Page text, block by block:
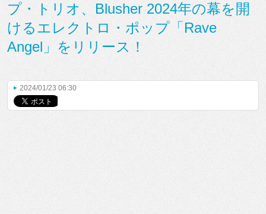
プ・トリオ、Blusher 2024年の幕を開
けるエレクトロ・ポップ「Rave
Angel」をリリース！
2024/01/23 06:30